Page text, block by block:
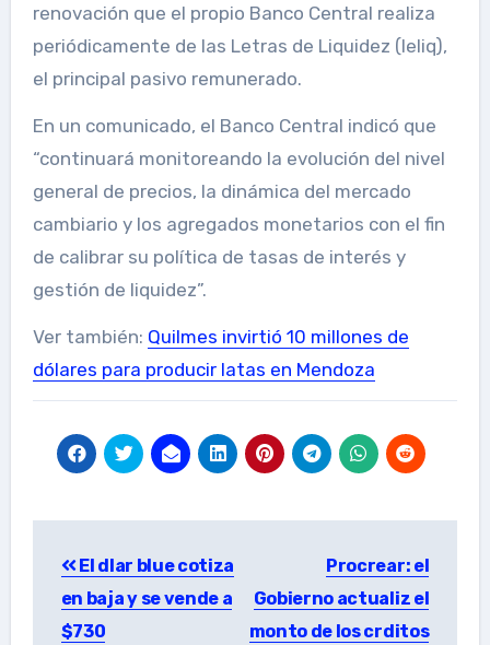
renovación que el propio Banco Central realiza
periódicamente de las Letras de Liquidez (leliq),
el principal pasivo remunerado.
En un comunicado, el Banco Central indicó que
“continuará monitoreando la evolución del nivel
general de precios, la dinámica del mercado
cambiario y los agregados monetarios con el fin
de calibrar su política de tasas de interés y
gestión de liquidez”.
Ver también: Quilmes invirtió 10 millones de
dólares para producir latas en Mendoza
navigation
El dlar blue cotiza
en baja y se vende a
$730
Procrear: el
Gobierno actualiz el
monto de los crditos